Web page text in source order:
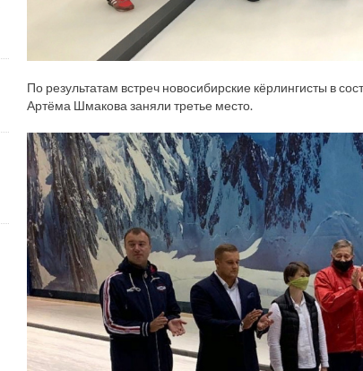
По результатам встреч новосибирские кёрлингисты в
Артёма Шмакова заняли третье место.